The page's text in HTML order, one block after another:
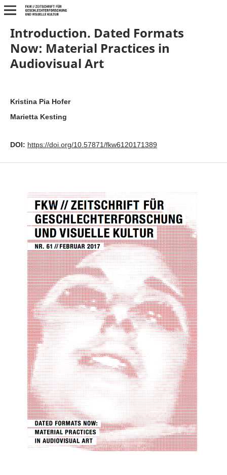
Introduction. Dated Formats
Now: Material Practices in
Audiovisual Art
Kristina Pia Hofer
Marietta Kesting
DOI: https://doi.org/10.57871/fkw6120171389